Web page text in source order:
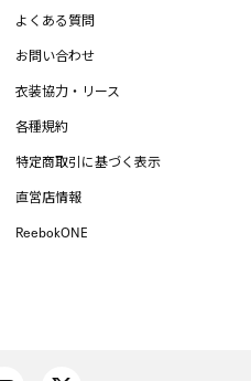
よくある質問
お問い合わせ
衣装協力・リース
各種規約
特定商取引に基づく表示
直営店情報
ReebokONE